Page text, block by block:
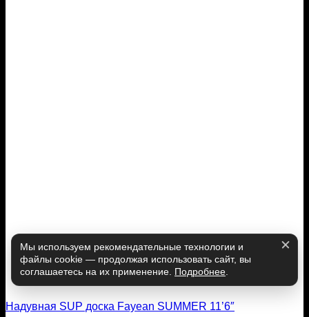
Надувная SUP доска Fayean SUMMER 11’6″
Мы используем рекомендательные технологии и
файлы cookie — продолжая использовать сайт, вы
соглашаетесь на их применение. Подробнее.